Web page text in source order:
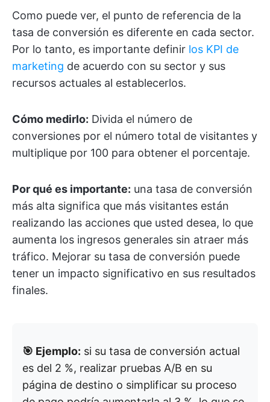
Como puede ver, el punto de referencia de la
tasa de conversión es diferente en cada sector.
Por lo tanto, es importante definir los KPI de
marketing de acuerdo con su sector y sus
recursos actuales al establecerlos.
Cómo medirlo: Divida el número de
conversiones por el número total de visitantes y
multiplique por 100 para obtener el porcentaje.
Por qué es importante: una tasa de conversión
más alta significa que más visitantes están
realizando las acciones que usted desea, lo que
aumenta los ingresos generales sin atraer más
tráfico. Mejorar su tasa de conversión puede
tener un impacto significativo en sus resultados
finales.
🎯 Ejemplo: si su tasa de conversión actual
es del 2 %, realizar pruebas A/B en su
página de destino o simplificar su proceso